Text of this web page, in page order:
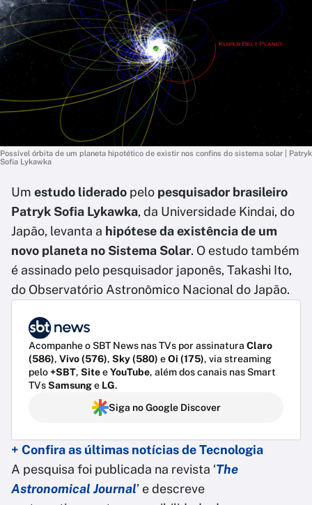
Possível órbita de um planeta hipotético de existir nos confins do sistema solar | Patryk
Sofia Lykawka
Um estudo liderado pelo pesquisador brasileiro
Patryk Sofia Lykawka, da Universidade Kindai, do
Japão, levanta a hipótese da existência de um
novo planeta no Sistema Solar. O estudo também
é assinado pelo pesquisador japonês, Takashi Ito,
do Observatório Astronômico Nacional do Japão.
Acompanhe o SBT News nas TVs por assinatura Claro
(586), Vivo (576), Sky (580) eOi (175), via streaming
pelo+SBT, SiteeYouTube, além dos canais nas Smart
TVsSamsunge LG.
Siga no Google Discover
+ Confira as últimas notícias de Tecnologia
A pesquisa foi publicada na revista ‘The
Astronomical Journal’ e descreve